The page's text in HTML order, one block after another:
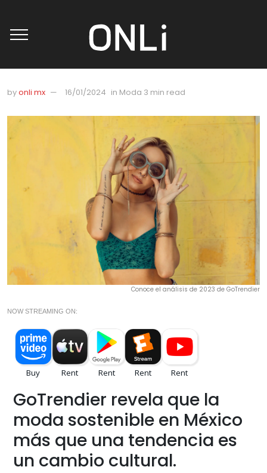
byonli mx 16/01/2024 in Moda 3 min read
Conoce el análisis de 2023 de GoTrendier
NOW STREAMING ON:
GoTrendier revela que la
moda sostenible en México
más que una tendencia es
un cambio cultural.